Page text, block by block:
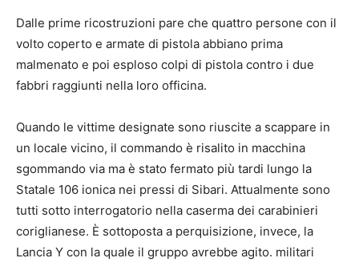
Dalle prime ricostruzioni pare che quattro persone con il
volto coperto e armate di pistola abbiano prima
malmenato e poi esploso colpi di pistola contro i due
fabbri raggiunti nella loro officina.
Quando le vittime designate sono riuscite a scappare in
un locale vicino, il commando è risalito in macchina
sgommando via ma è stato fermato più tardi lungo la
Statale 106 ionica nei pressi di Sibari. Attualmente sono
tutti sotto interrogatorio nella caserma dei carabinieri
coriglianese. È sottoposta a perquisizione, invece, la
Lancia Y con la quale il gruppo avrebbe agito. militari